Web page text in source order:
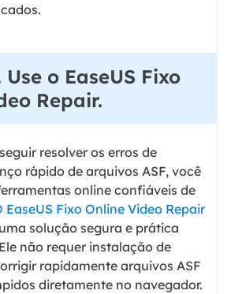
o EaseUS Fixo
Repair.
resolver os erros de
rápido de arquivos ASF, você
online confiáveis de
EaseUS Fixo Online Video Repair
solução segura e prática
não requer instalação de
rapidamente arquivos ASF
diretamente no navegador.